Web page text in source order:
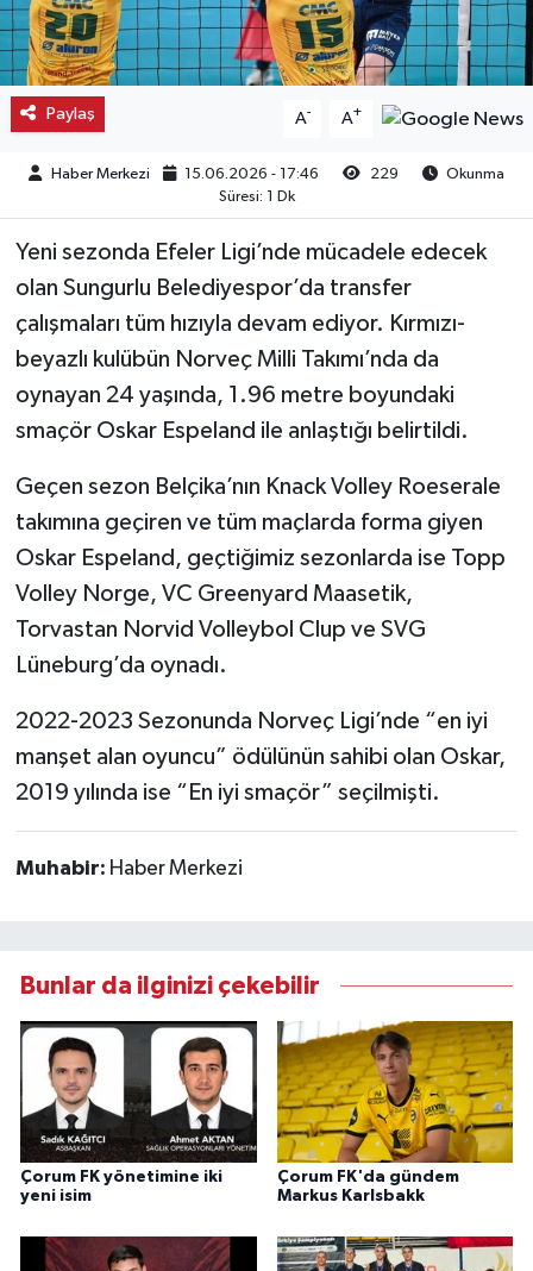
Paylaş A- A+
Haber Merkezi 15.06.2026 - 17:46 229
Okunma
Süresi: 1 Dk
Yeni sezonda Efeler Ligi’nde mücadele edecek
olan Sungurlu Belediyespor’da transfer
çalışmaları tüm hızıyla devam ediyor. Kırmızı-
beyazlı kulübün Norveç Milli Takımı’nda da
oynayan 24 yaşında, 1.96 metre boyundaki
smaçör Oskar Espeland ile anlaştığı belirtildi.
Geçen sezon Belçika’nın Knack Volley Roeserale
takımına geçiren ve tüm maçlarda forma giyen
Oskar Espeland, geçtiğimiz sezonlarda ise Topp
Volley Norge, VC Greenyard Maasetik,
Torvastan Norvid Volleybol Clup ve SVG
Lüneburg’da oynadı.
2022-2023 Sezonunda Norveç Ligi’nde “en iyi
manşet alan oyuncu” ödülünün sahibi olan Oskar,
2019 yılında ise “En iyi smaçör” seçilmişti.
Muhabir: Haber Merkezi
Bunlar da ilginizi çekebilir
Çorum FK yönetimine iki
yeni isim
Çorum FK'da gündem
Markus Karlsbakk
Kargı
Laçin
Mecitözü
Oğuzlar
Ortaköy
Osmancık
Sungurlu
Sağlık